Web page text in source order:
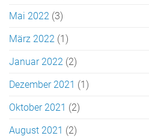
Mai 2022 (3)
März 2022 (1)
Januar 2022 (2)
Dezember 2021 (1)
Oktober 2021 (2)
August 2021 (2)